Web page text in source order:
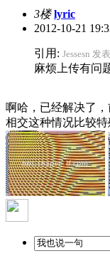
3楼 lyric
2012-10-21
引用: Jessesn 发
麻烦上传有问
啊哈，已经解决了
相交这种情况比较